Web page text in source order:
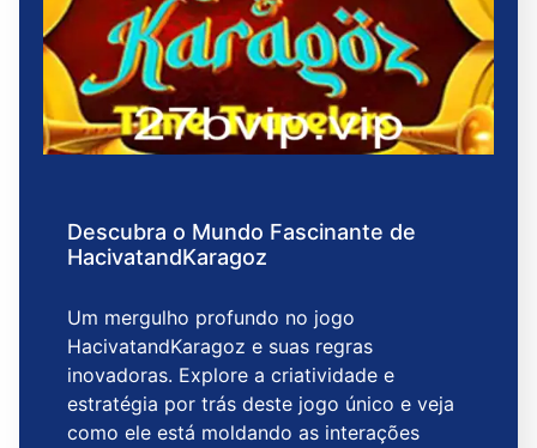
Descubra o Mundo Fascinante de
HacivatandKaragoz
Um mergulho profundo no jogo
HacivatandKaragoz e suas regras
inovadoras. Explore a criatividade e
estratégia por trás deste jogo único e veja
como ele está moldando as interações